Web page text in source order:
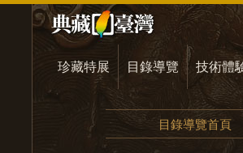
珍藏特展 目錄導覽 技術體
目錄導覽首頁